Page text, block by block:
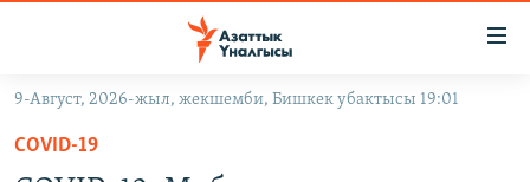
Навигацияга
өтүңүз
Издөөгө
9-Август, 2026-жыл, жекшемби, Бишкек убактысы 19:01
COVID-19